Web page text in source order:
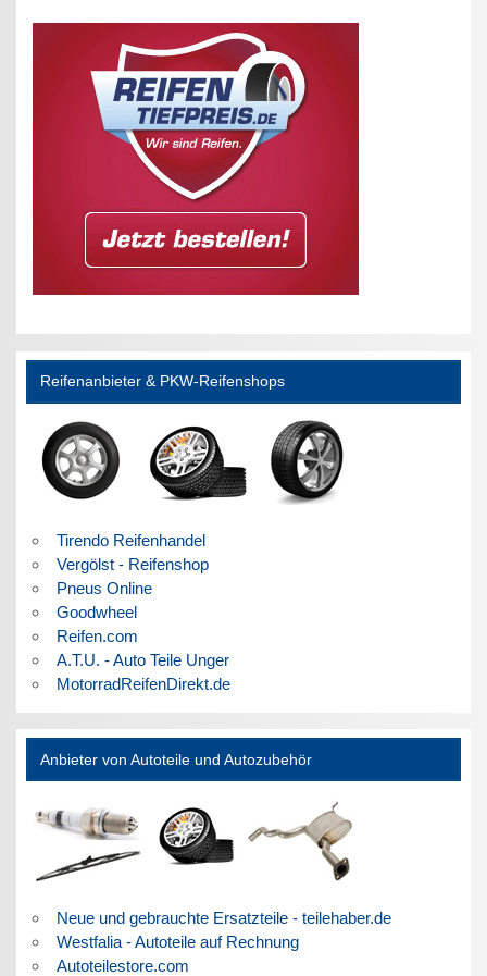
Reifenanbieter & PKW-Reifenshops
Tirendo Reifenhandel
Vergölst - Reifenshop
Pneus Online
Goodwheel
Reifen.com
A.T.U. - Auto Teile Unger
MotorradReifenDirekt.de
Anbieter von Autoteile und Autozubehör
Neue und gebrauchte Ersatzteile - teilehaber.de
Westfalia - Autoteile auf Rechnung
Autoteilestore.com